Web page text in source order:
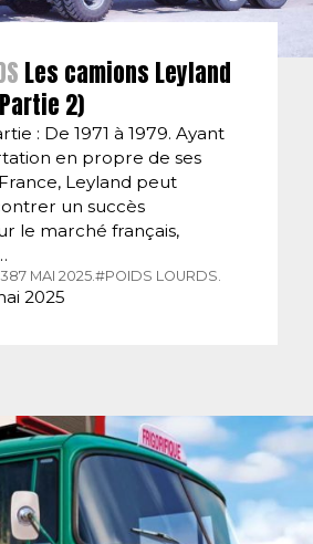
Les camions Leyland
2)
: De 1971 à 1979. Ayant
en propre de ses
Leyland peut
un succès
le marché français,
MAI 2025.#POIDS LOURDS.
2025